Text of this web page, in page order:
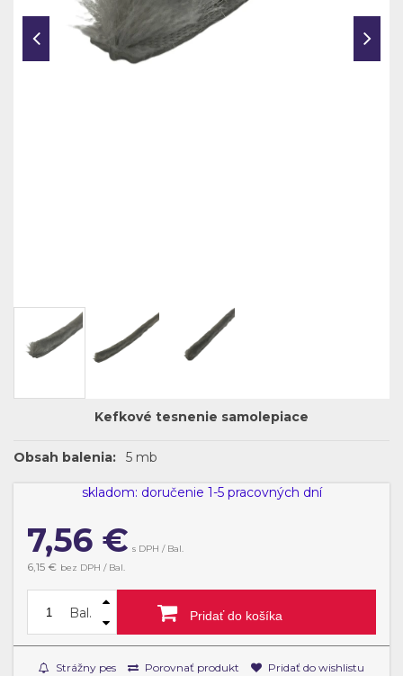
skladom: doručenie 1-5 pracovných dní
7,56 € s DPH / Bal.
6,15 € bez DPH / Bal.
Bal. Pridať do košíka
Strážny pes Porovnať produkt
Pridať do wishlistu
Kefkové tesnenie samolepiace
Obsah balenia: 5 mb